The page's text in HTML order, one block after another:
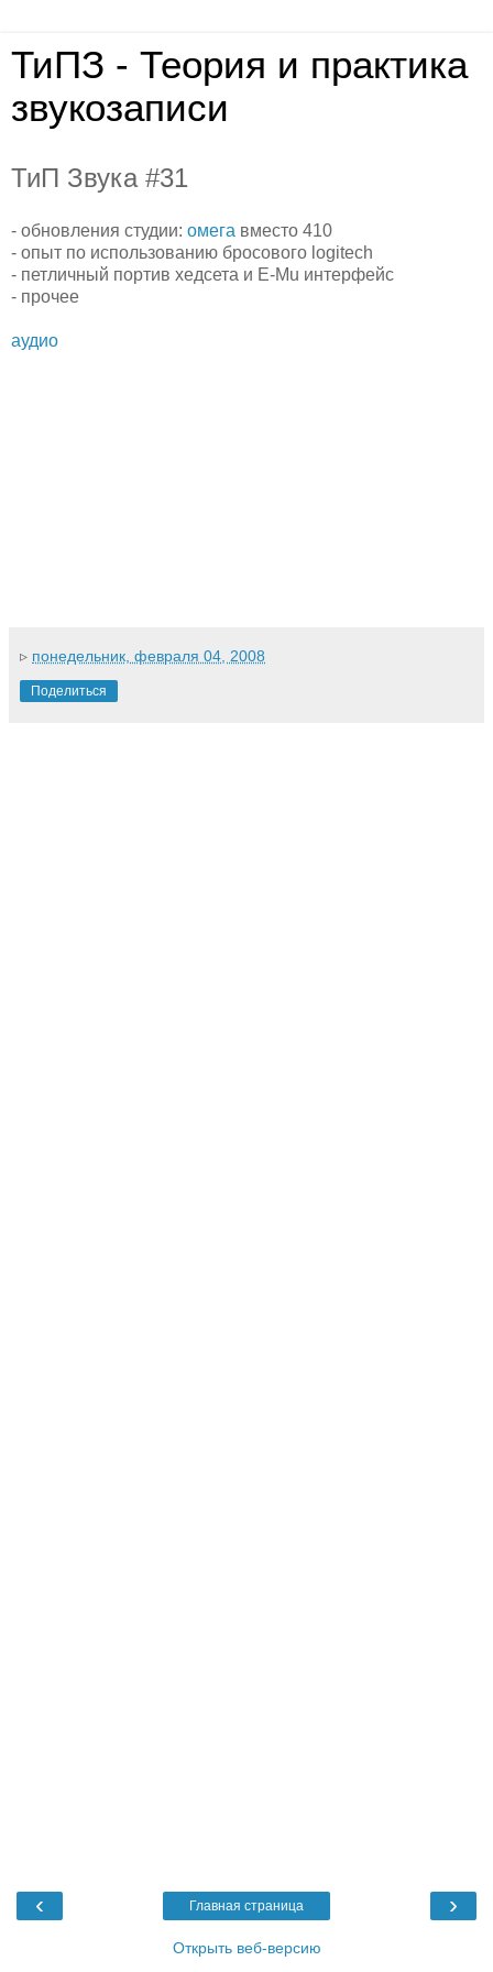
ТиПЗ - Теория и практика
звукозаписи
ТиП Звука #31
- обновления студии: омега вместо 410
- опыт по использованию бросового logitech
- петличный портив хедсета и E-Mu интерфейс
- прочее
аудио
▹ понедельник, февраля 04, 2008
Поделиться
‹ ›
Главная страница
Открыть веб-версию